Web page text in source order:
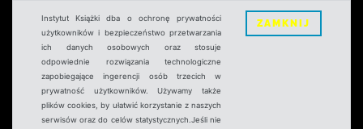
Instytut Książki dba o ochronę prywatności
użytkowników i bezpieczeństwo przetwarzania
ich danych osobowych oraz stosuje
odpowiednie rozwiązania technologiczne
zapobiegające ingerencji osób trzecich w
prywatność użytkowników. Używamy także
plików cookies, by ułatwić korzystanie z naszych
serwisów oraz do celów statystycznych.Jeśli nie
ZAMKNIJ